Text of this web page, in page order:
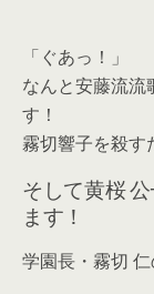
「ぐあっ！」
なんと安藤流流
す！
霧切響子を殺す
そして黄桜
ます！
学園長・霧切 仁